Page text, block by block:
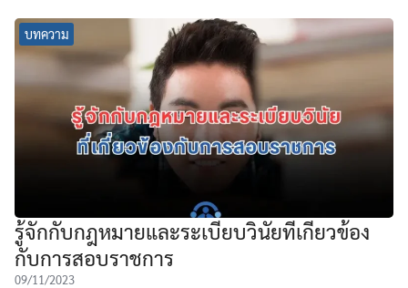
บทความ
รู้จักกับกฎหมายและระเบียบวินัยที่เกี่ยวข้อง
กับการสอบราชการ
09/11/2023